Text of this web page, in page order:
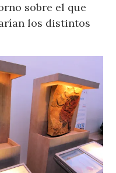
sobre el que
los distintos